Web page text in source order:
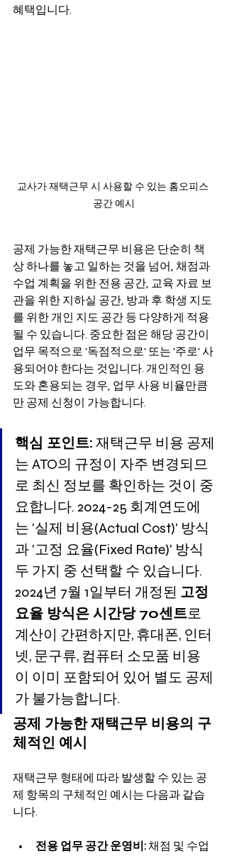
혜택입니다.
교사가 재택근무 시 사용할 수 있는 홈오피스
공간 예시
공제 가능한 재택근무 비용은 단순히 책
상 하나를 놓고 일하는 것을 넘어, 채점과
수업 계획을 위한 전용 공간, 교육 자료 보
관을 위한 지하실 공간, 방과 후 학생 지도
를 위한 개인 지도 공간 등 다양하게 적용
될 수 있습니다. 중요한 점은 해당 공간이
업무 목적으로 '독점적으로' 또는 '주로' 사
용되어야 한다는 것입니다. 개인적인 용
도와 혼용되는 경우, 업무 사용 비율만큼
만 공제 신청이 가능합니다.
핵심 포인트: 재택근무 비용 공제
는 ATO의 규정이 자주 변경되므
로 최신 정보를 확인하는 것이 중
요합니다. 2024-25 회계연도에
는 '실제 비용(Actual Cost)' 방식
과 '고정 요율(Fixed Rate)' 방식
두 가지 중 선택할 수 있습니다.
2024년 7월 1일부터 개정된 고정
요율 방식은 시간당 70센트로
계산이 간편하지만, 휴대폰, 인터
넷, 문구류, 컴퓨터 소모품 비용
이 이미 포함되어 있어 별도 공제
가 불가능합니다.
공제 가능한 재택근무 비용의 구
체적인 예시
재택근무 형태에 따라 발생할 수 있는 공
제 항목의 구체적인 예시는 다음과 같습
니다.
전용 업무 공간 운영비: 채점 및 수업